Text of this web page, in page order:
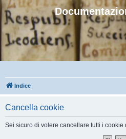
Indice
Cancella cookie
Sei sicuro di volere cancellare tutti i cookie